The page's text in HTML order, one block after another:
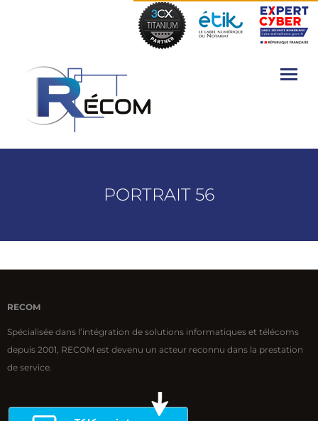
PORTRAIT 56
RECOM
Spécialisée dans l’intégration de solutions informatiques et télécoms
depuis 2001, RECOM est devenu un acteur reconnu dans la prestation
de service.